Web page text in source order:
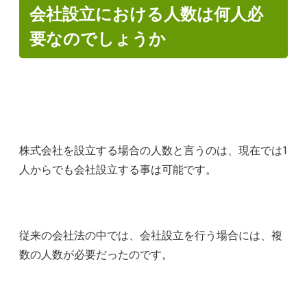
会社設立における人数は何人必
要なのでしょうか
株式会社を設立する場合の人数と言うのは、現在では1
人からでも会社設立する事は可能です。
従来の会社法の中では、会社設立を行う場合には、複
数の人数が必要だったのです。